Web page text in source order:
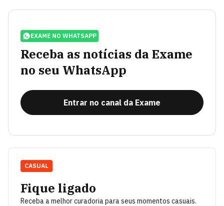
EXAME NO WHATSAPP
Receba as notícias da Exame
no seu WhatsApp
Entrar no canal da Exame
Fique ligado
Receba a melhor curadoria para seus momentos casuais.
CASUAL